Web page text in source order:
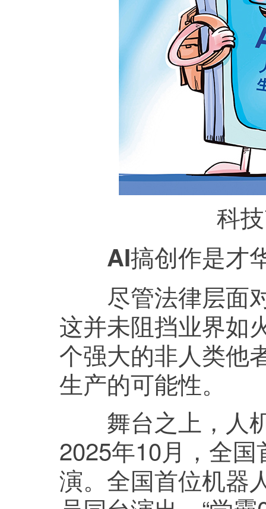
科
AI搞创作是才
尽管法律层面对
这并未阻挡业界
个强大的非人类他
生产的可能性。
舞台之上，人机
2025年10月，全
演。全国首位机器